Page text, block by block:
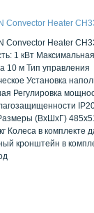
Convector Heater
Convector Heater
1 кВт
10 м Тип управления
Установка
Регулировка
(ВxШxГ)
Колеса в комплекте
кронштейн в